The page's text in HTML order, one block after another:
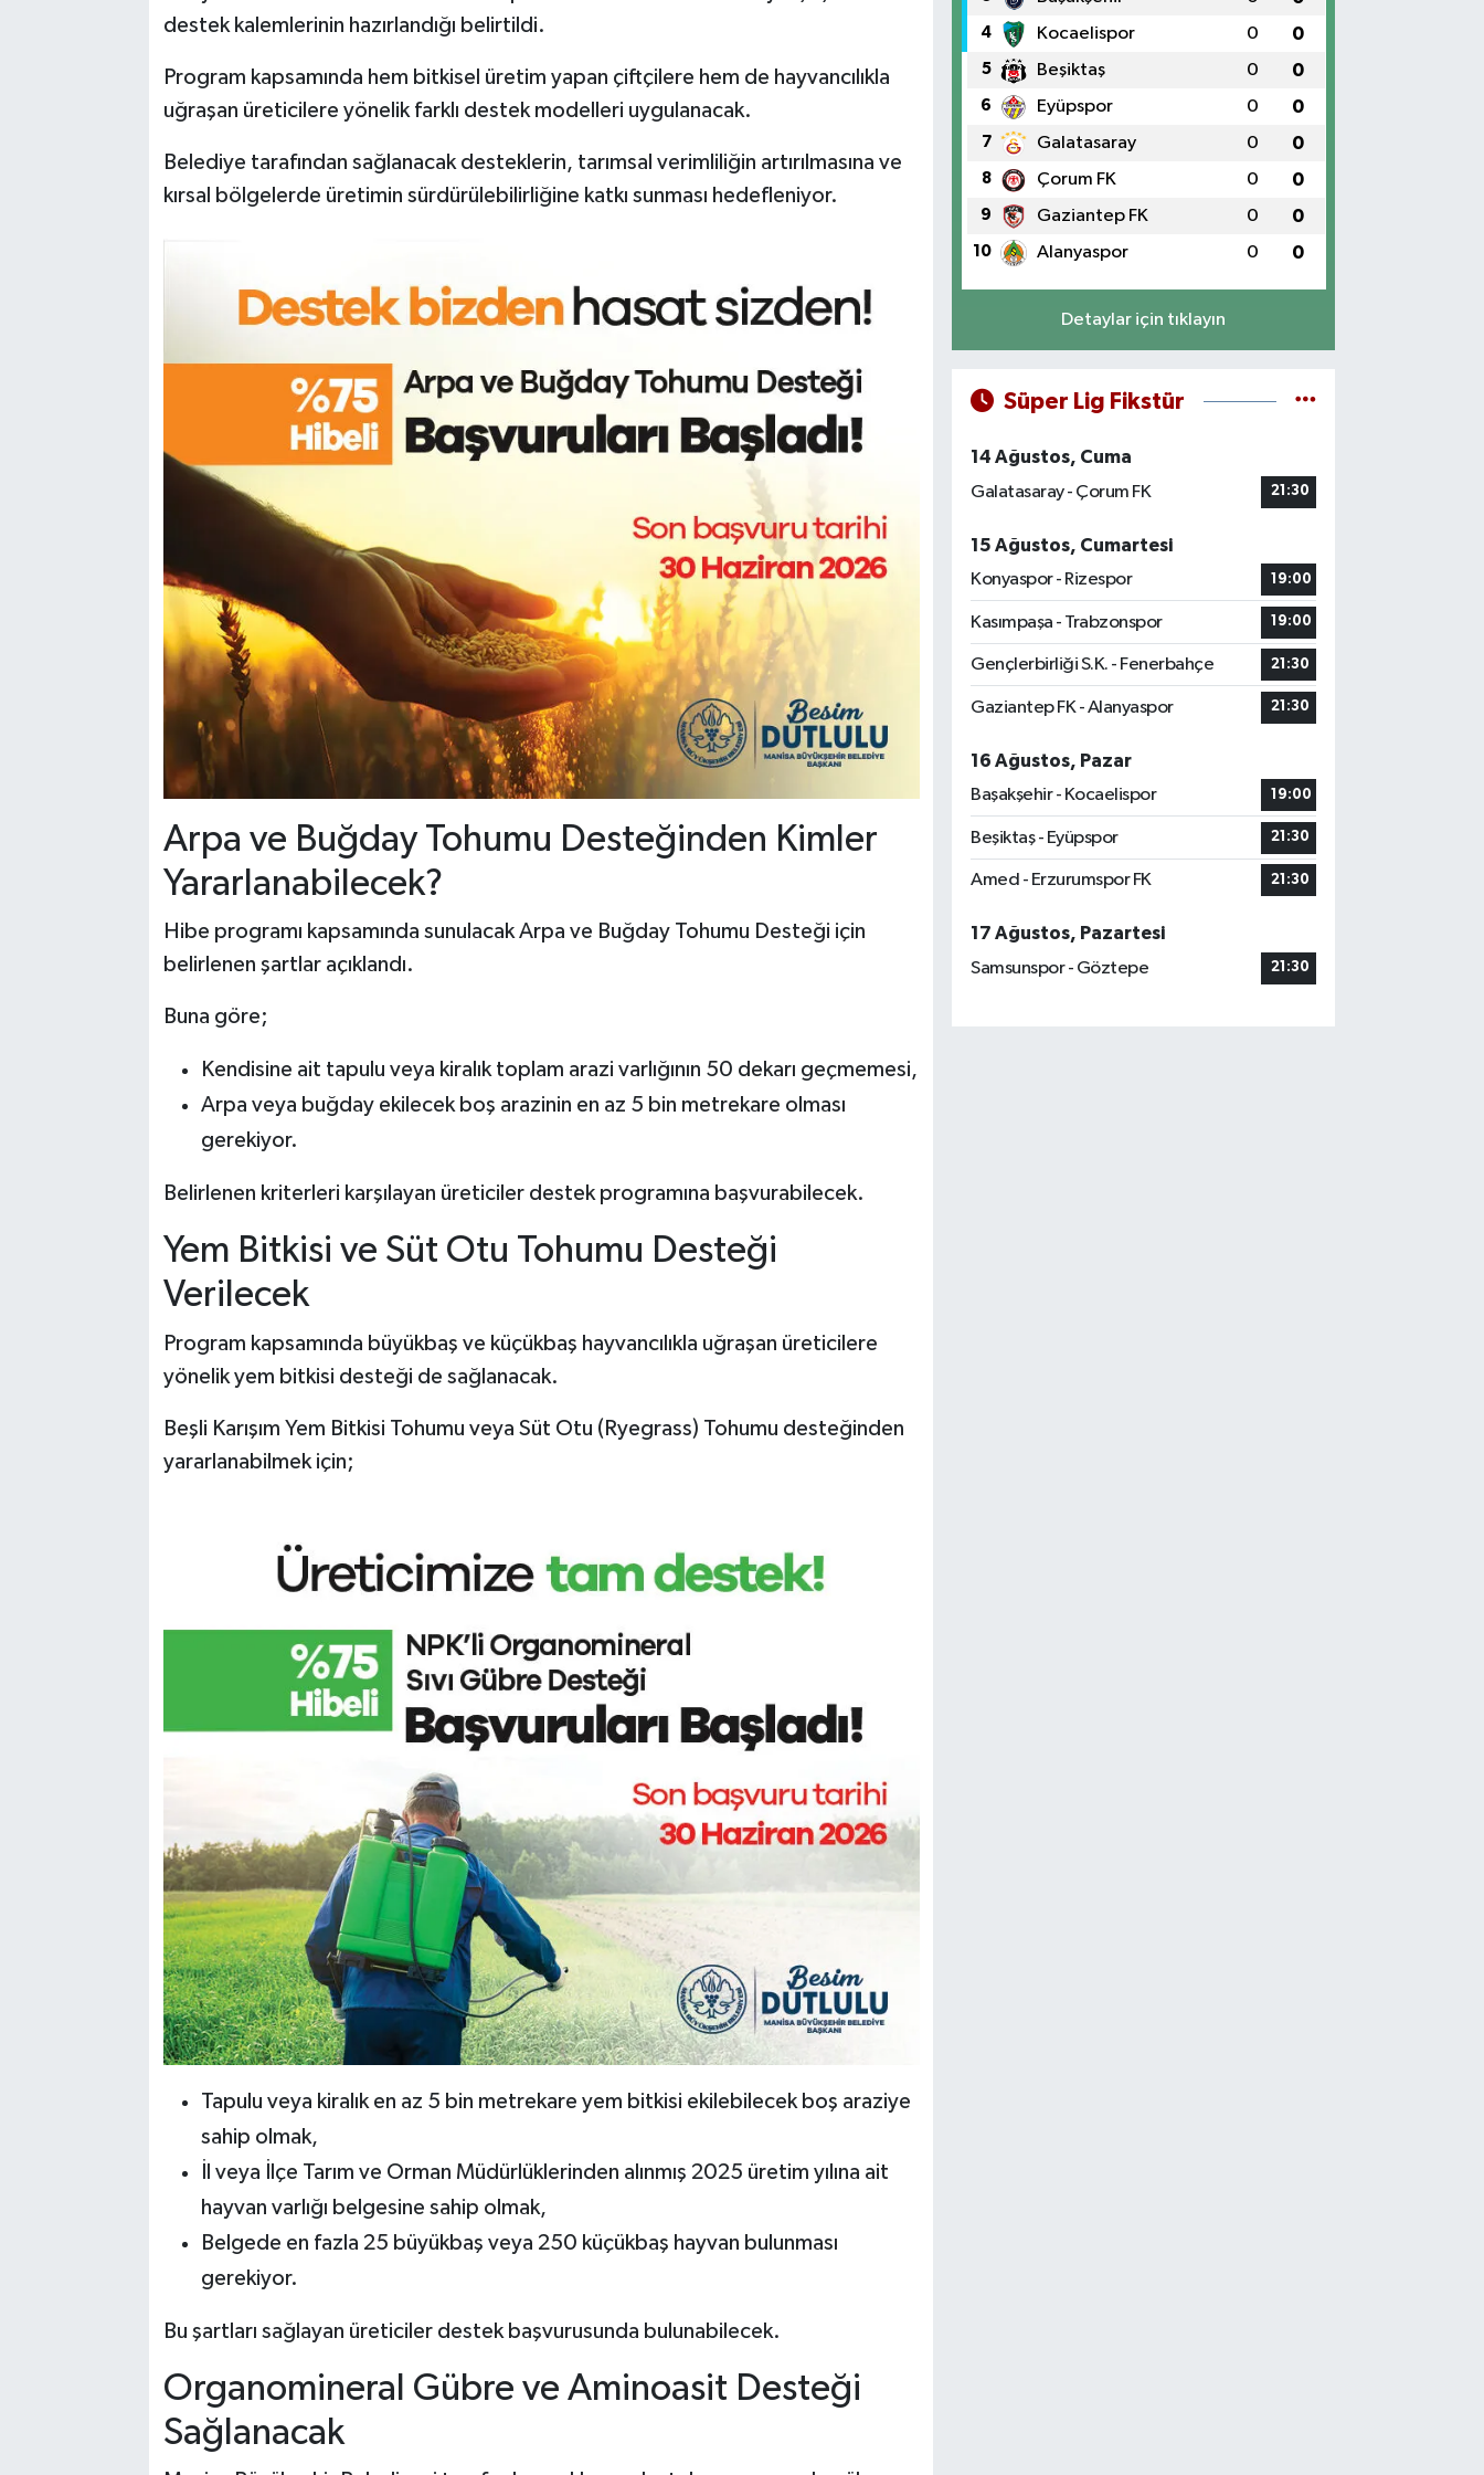
destek kalemlerinin hazırlandığı belirtildi.
Program kapsamında hem bitkisel üretim yapan çiftçilere hem de hayvancılıkla
uğraşan üreticilere yönelik farklı destek modelleri uygulanacak.
Belediye tarafından sağlanacak desteklerin, tarımsal verimliliğin artırılmasına ve
kırsal bölgelerde üretimin sürdürülebilirliğine katkı sunması hedefleniyor.
Arpa ve Buğday Tohumu Desteğinden Kimler
Yararlanabilecek?
Hibe programı kapsamında sunulacak Arpa ve Buğday Tohumu Desteği için
belirlenen şartlar açıklandı.
Buna göre;
Kendisine ait tapulu veya kiralık toplam arazi varlığının 50 dekarı geçmemesi,
Arpa veya buğday ekilecek boş arazinin en az 5 bin metrekare olması
gerekiyor.
Belirlenen kriterleri karşılayan üreticiler destek programına başvurabilecek.
Yem Bitkisi ve Süt Otu Tohumu Desteği
Verilecek
Program kapsamında büyükbaş ve küçükbaş hayvancılıkla uğraşan üreticilere
yönelik yem bitkisi desteği de sağlanacak.
Beşli Karışım Yem Bitkisi Tohumu veya Süt Otu (Ryegrass) Tohumu desteğinden
yararlanabilmek için;
Tapulu veya kiralık en az 5 bin metrekare yem bitkisi ekilebilecek boş araziye
sahip olmak,
İl veya İlçe Tarım ve Orman Müdürlüklerinden alınmış 2025 üretim yılına ait
hayvan varlığı belgesine sahip olmak,
Belgede en fazla 25 büyükbaş veya 250 küçükbaş hayvan bulunması
gerekiyor.
Bu şartları sağlayan üreticiler destek başvurusunda bulunabilecek.
Organomineral Gübre ve Aminoasit Desteği
Sağlanacak
4 Kocaelispor 0 0
5 Beşiktaş 0 0
6 Eyüpspor 0 0
7 Galatasaray 0 0
8 Çorum FK 0 0
9 Gaziantep FK 0 0
10 Alanyaspor 0 0
Detaylar için tıklayın
Süper Lig Fikstür
14 Ağustos, Cuma
Galatasaray - Çorum FK
21:30
15 Ağustos, Cumartesi
Konyaspor - Rizespor
19:00
Kasımpaşa - Trabzonspor 19:00
Gençlerbirliği S.K. - Fenerbahçe 21:30
Gaziantep FK - Alanyaspor 21:30
16 Ağustos, Pazar
Başakşehir - Kocaelispor
19:00
Beşiktaş - Eyüpspor 21:30
Amed - Erzurumspor FK 21:30
17 Ağustos, Pazartesi
Samsunspor - Göztepe
21:30